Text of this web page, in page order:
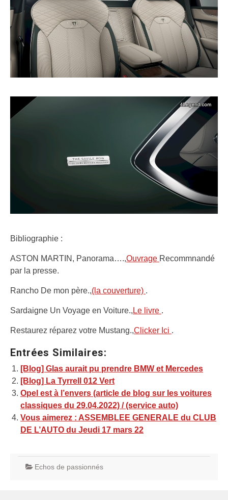
Bibliographie :
ASTON MARTIN, Panorama….,Ouvrage Recommnandé
par la presse.
Rancho De mon père.,(la couverture) .
Sardaigne Un Voyage en Voiture., Le livre .
Restaurez réparez votre Mustang.,Clicker Ici .
Entrées Similaires:
[Blog] Glas aurait pu prendre BMW et Mercedes
[Blog] La Tyrrell 012 Vert
Opel est à l’envers (article de blog sur les voitures
classiques du 29.04.2022) / (service auto)
Vous aimerez : ASSEMBLEE GENERALE du CLUB
DE L’AUTO du Jeudi 17 mars 22
Echos de passionnés